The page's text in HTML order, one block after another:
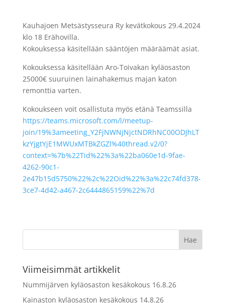
Kauhajoen Metsästysseura Ry kevätkokous 29.4.2024
klo 18 Erähovilla.
Kokouksessa käsitellään sääntöjen määräämät asiat.
Kokouksessa käsitellään Aro-Toivakan kyläosaston
25000€ suuruinen lainahakemus majan katon
remonttia varten.
Kokoukseen voit osallistuta myös etänä Teamssilla
https://teams.microsoft.com/l/meetup-
join/19%3ameeting_Y2FjNWNjNjctNDRhNC00ODJhLT
kzYjgtYjE1MWUxMTBkZGZl%40thread.v2/0?
context=%7b%22Tid%22%3a%22ba060e1d-9fae-
4262-90c1-
2e47b15d5750%22%2c%22Oid%22%3a%22c74fd378-
3ce7-4d42-a467-2c6444865159%22%7d
Viimeisimmät artikkelit
Nummijärven kyläosaston kesäkokous 16.8.26
Kainaston kyläosaston kesäkokous 14.8.26